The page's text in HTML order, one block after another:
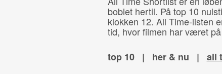
boblet hertil. På top 10
klokken 12. All Time-listen
tid, hvor filmen har været
top 10
| her & nu | all